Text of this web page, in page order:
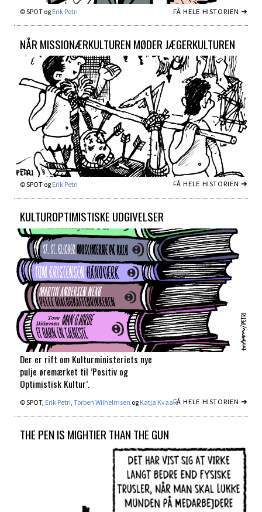
FÅ HELE HISTORIEN ➔
© SPOT og Erik Petri
NÅR MISSIONÆRKULTUREN MØDER JÆGERKULTUREN
FÅ HELE HISTORIEN ➔
© SPOT og Erik Petri
KULTUROPTIMISTISKE UDGIVELSER
Der er rift om Kulturministeriets nye
pulje øremærket til ’Positiv og
Optimistisk Kultur’.
FÅ HELE HISTORIEN ➔
© SPOT, Erik Petri ,Torben Wilhelmsen og Katja Kvaale
THE PEN IS MIGHTIER THAN THE GUN